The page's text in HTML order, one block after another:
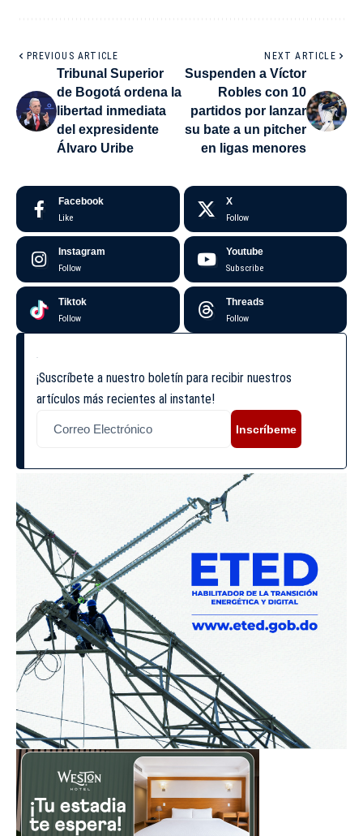
PREVIOUS ARTICLE
Tribunal Superior
de Bogotá ordena la
libertad inmediata
del expresidente
Álvaro Uribe
NEXT ARTICLE
Suspenden a Víctor
Robles con 10
partidos por lanzar
su bate a un pitcher
en ligas menores
Facebook
Like
X
Follow
Instagram
Follow
Youtube
Subscribe
Tiktok
Follow
Threads
Follow
¡Suscríbete a nuestro boletín para recibir nuestros
artículos más recientes al instante!
Inscríbeme